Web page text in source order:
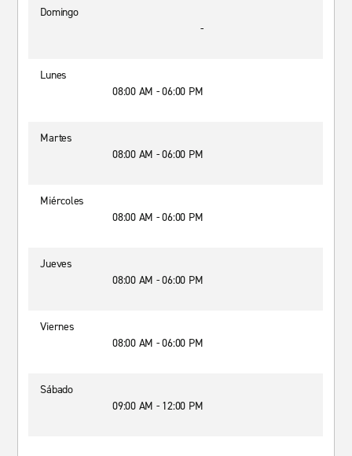
Domingo
-
Lunes
08:00 AM - 06:00 PM
Martes
08:00 AM - 06:00 PM
Miércoles
08:00 AM - 06:00 PM
Jueves
08:00 AM - 06:00 PM
Viernes
08:00 AM - 06:00 PM
Sábado
09:00 AM - 12:00 PM